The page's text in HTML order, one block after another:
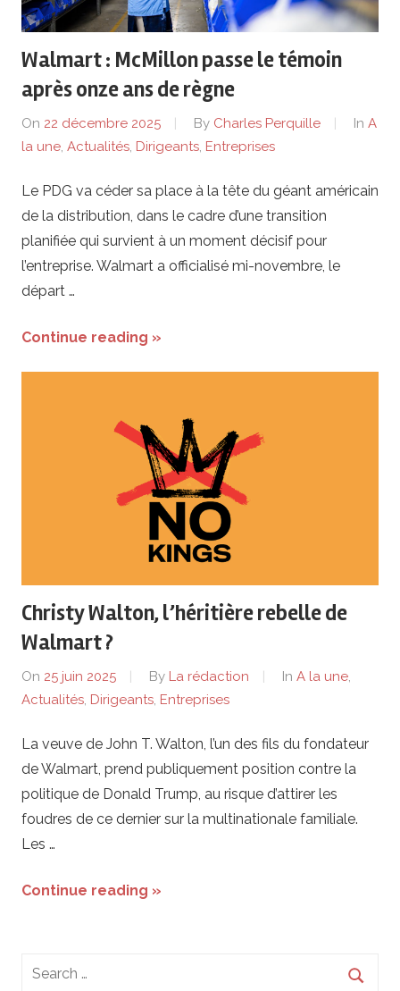
de
lentreprise
et
ses
dirigeants
Walmart : McMillon passe le témoin
après onze ans de règne
On 22 décembre 2025 By Charles Perquille In A
la une, Actualités, Dirigeants, Entreprises
Le PDG va céder sa place à la tête du géant américain
de la distribution, dans le cadre d’une transition
planifiée qui survient à un moment décisif pour
l’entreprise. Walmart a officialisé mi-novembre, le
départ …
Continue reading »
Christy Walton, l’héritière rebelle de
Walmart ?
On 25 juin 2025 By La rédaction In A la une,
Actualités, Dirigeants, Entreprises
La veuve de John T. Walton, l’un des fils du fondateur
de Walmart, prend publiquement position contre la
politique de Donald Trump, au risque d’attirer les
foudres de ce dernier sur la multinationale familiale.
Les …
Continue reading »